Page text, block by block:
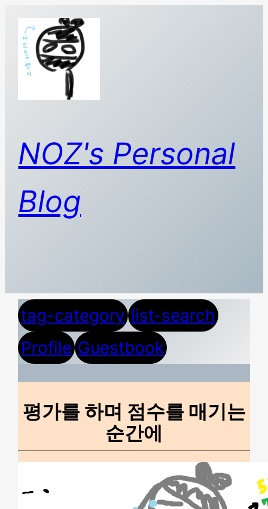
NOZ's Personal
Blog
tag-category list-search
Profile Guestbook
평가를 하며 점수를 매기는
순간에